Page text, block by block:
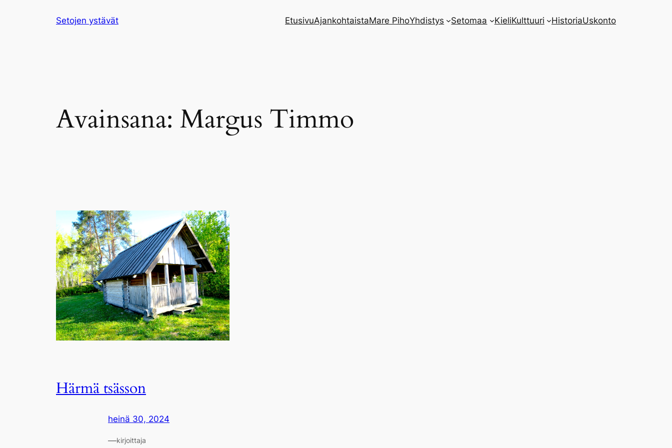
Setojen ystävät EtusivuAjankohtaistaMare PihoYhdistys Setomaa KieliKulttuuri HistoriaUskonto
Avainsana: Margus Timmo
Härmä tsässon
heinä 30, 2024
—kirjoittaja